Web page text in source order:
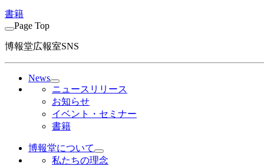
書籍
Page Top
博報堂広報室SNS
News
ニュースリリース
お知らせ
イベント・セミナー
書籍
博報堂について
私たちの理念